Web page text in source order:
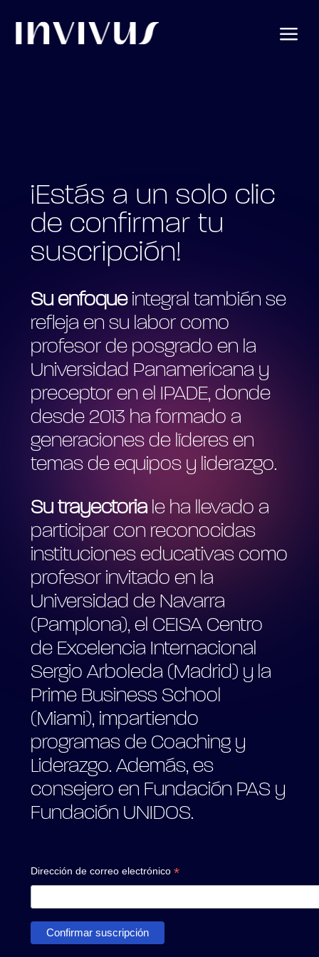
a
¡Estás a un solo clic
de confirmar tu
suscripción!
Su enfoqueintegral también se
refleja en su labor como
profesor de posgrado en la
Universidad Panamericana y
preceptor en el IPADE, donde
desde 2013 ha formado a
generaciones de líderes en
temas de equipos y liderazgo.
Su trayectoriale ha llevado a
participar con reconocidas
instituciones educativas como
profesor invitado en la
Universidad de Navarra
(Pamplona), el CEISA Centro
de Excelencia Internacional
Sergio Arboleda (Madrid) y la
Prime Business School
(Miami), impartiendo
programas de Coaching y
Liderazgo. Además, es
consejero en Fundación PAS y
Fundación UNIDOS.
Dirección de correo electrónico *